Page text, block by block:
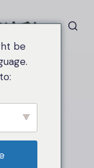
be